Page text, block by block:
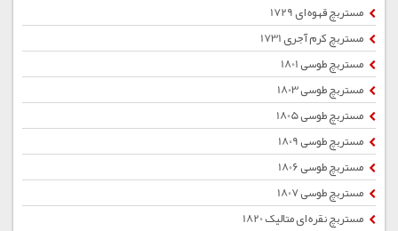
مستربچ قهوه ای 1729
مستربچ کرم آجری 1731
مستربچ طوسی 1801
مستربچ طوسی 1803
مستربچ طوسی 1805
مستربچ طوسی 1809
مستربچ طوسی 1806
مستربچ طوسی 1807
مستربچ نقره ای متالیک 1820